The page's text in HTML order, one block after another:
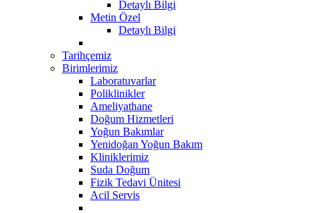
Detaylı Bilgi
Metin Özel
Detaylı Bilgi
Tarihçemiz
Birimlerimiz
Laboratuvarlar
Poliklinikler
Ameliyathane
Doğum Hizmetleri
Yoğun Bakımlar
Yenidoğan Yoğun Bakım
Kliniklerimiz
Suda Doğum
Fizik Tedavi Ünitesi
Acil Servis